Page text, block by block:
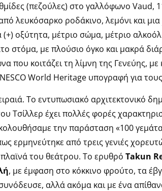
(πεζούλες) στο γαλλόφωνο Vaud,
λευκόσαρκο ροδάκινο, λεμόνι και μια
οξύτητα, μέτριο σώμα, μέτριο
στόμα, με πλούσιο όγκο και μακρά
που κοιτάζει τη λίμνη της Γενεύης,
World Heritage υπογραφή για
Το εντυπωσιακό αρχιτεκτονικό
Τσίλλερ έχει πολλές φορές
την παράσταση «100
ερμηνεύτηκε από τρεις γενιές
του θεάτρου. Το ερυθρό Takun
, με έμφαση στο κόκκινο φρούτο, τα
αλλά ακόμα και με ένα